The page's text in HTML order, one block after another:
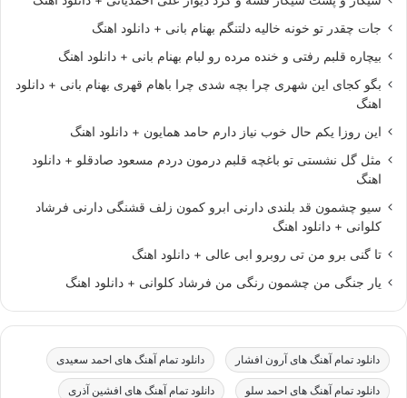
جات چقدر تو خونه خالیه دلتنگم بهنام بانی + دانلود اهنگ
بیچاره قلبم رفتی و خنده مرده رو لبام بهنام بانی + دانلود اهنگ
بگو کجای این شهری چرا بچه شدی چرا باهام قهری بهنام بانی + دانلود
اهنگ
این روزا یکم حال خوب نیاز دارم حامد همایون + دانلود اهنگ
مثل گل نشستی تو باغچه قلبم درمون دردم مسعود صادقلو + دانلود
اهنگ
سیو چشمون قد بلندی دارنی ابرو کمون زلف قشنگی دارنی فرشاد
کلوانی + دانلود اهنگ
تا گنی برو من تی روبرو ابی عالی + دانلود اهنگ
یار جنگی من چشمون رنگی من فرشاد کلوانی + دانلود اهنگ
دانلود تمام آهنگ های آرون افشار دانلود تمام آهنگ های احمد سعیدی
دانلود تمام آهنگ های احمد سلو دانلود تمام آهنگ های افشین آذری